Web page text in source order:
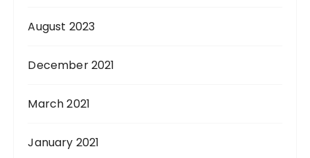
August 2023
December 2021
March 2021
January 2021